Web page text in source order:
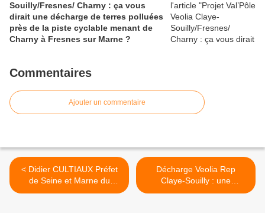
Souilly/Fresnes/ Charny : ça vous
dirait une décharge de terres polluées
près de la piste cyclable menant de
Charny à Fresnes sur Marne ?
Commentaires
Ajouter un commentaire
< Didier CULTIAUX Préfet
de Seine et Marne du
21/8/1995 au 20/1/1998
Décharge Veolia Rep
Claye-Souilly : une
installation de stockage de